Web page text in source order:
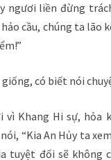
ngươi liền đừng
cầu, chúng ta lão
có biết nói
vì Khang Hi sự, hỏa
“Kia An Hủy ta
tuyệt đối sẽ không